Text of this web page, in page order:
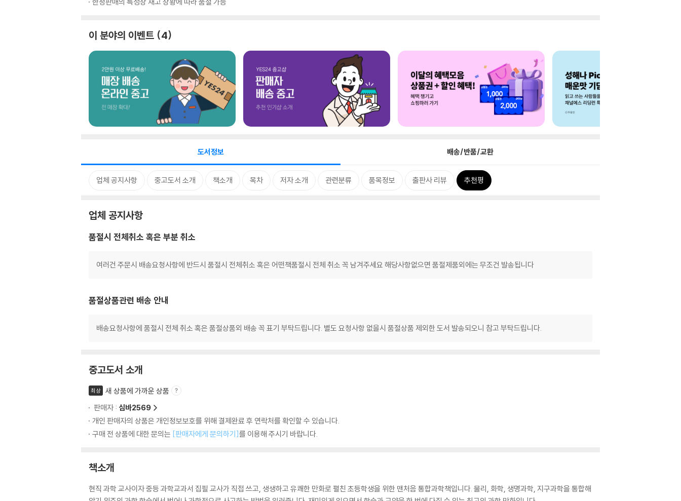
이 분야의 이벤트 4
도서정보 배송/반품/교환
업체 공지사항 중고도서 소개 책소개 목차 저자 소개 관련분류 품목정보 출판사 리뷰 추천평
업체 공지사항
품절시 전체취소 혹은 부분 취소
여러건 주문시 배송요청사항에 반드시 품절시 전체취소 혹은 어떤책품절시 전체 취소 꼭 남겨주세요 해당사항없으면 품절제품외에는 무조건 발송됩니다
품절상품관련 배송 안내
배송요청사항에 품절시 전체 취소 혹은 품절상품외 배송 꼭 표기 부탁드립니다. 별도 요청사항 없을시 품절상품 제외한 도서 발송되오니 참고 부탁드립니다.
중고도서 소개
최상
새 상품에 가까운 상품
판매자 : 심바2569
개인 판매자의 상품은 개인정보보호를 위해 결제완료 후 연락처를 확인할 수 있습니다.
구매 전 상품에 대한 문의는 [판매자에게 문의하기]를 이용해 주시기 바랍니다.
책소개
현직 과학 교사이자 중등 과학교과서 집필 교사가 직접 쓰고, 생생하고 유쾌한 만화로 펼친 초등학생을 위한 맨처음 통합과학책입니다. 물리, 화학, 생명과학, 지구과학을 통합해